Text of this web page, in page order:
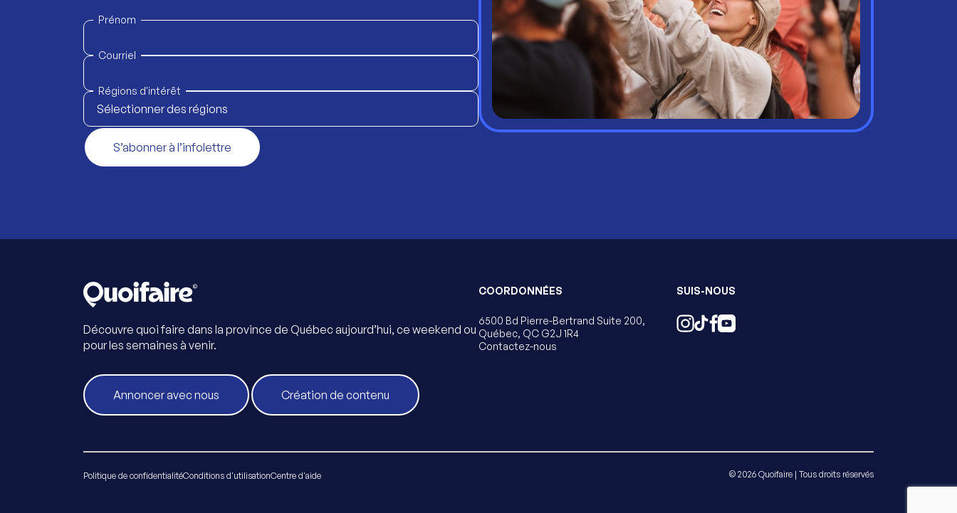
Prénom
Courriel
Régions d'intérêt
Sélectionner des régions
S’abonner à l’infolettre
Découvre quoi faire dans la province de Québec aujourd’hui, ce weekend ou
pour les semaines à venir.
Annoncer avec nous Création de contenu
COORDONNÉES
6500 Bd Pierre-Bertrand Suite 200,
Québec, QC G2J 1R4
Contactez-nous
SUIS-NOUS
Politique de confidentialitéConditions d'utilisationCentre d'aide © 2026 Quoifaire | Tous droits réservés